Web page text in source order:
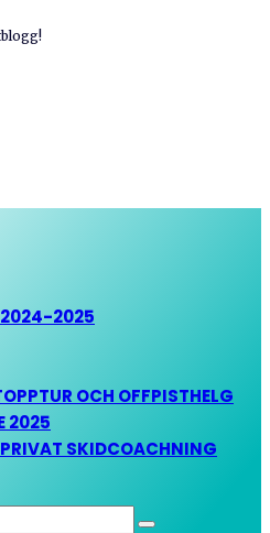
2024-2025
OCH OFFPISTHELG
2025
SKIDCOACHNING